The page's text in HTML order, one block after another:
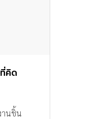
คิด
านชิ้น